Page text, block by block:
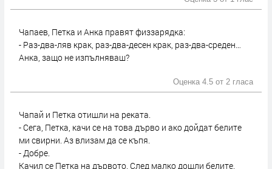
Чапаев, Петка и Анка правят физзарядка:
- Раз-два-ляв крак, раз-два-десен крак, раз-два-среден…
Анка, защо не изпълняваш?
Оценка 4.5 от 2 гласа
Чапай и Петка отишли на реката.
- Сега, Петка, качи се на това дърво и ако дойдат белите
ми свирни. Аз влизам да се къпя.
- Добре.
Качил се Петка на дървото. След малко дошли белите.